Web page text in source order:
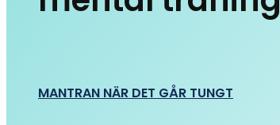
MANTRAN NÄR DET GÅR TUNGT